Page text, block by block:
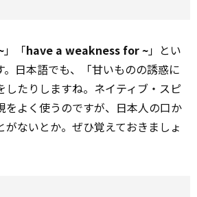
」「have a weakness for ~」とい
。日本語でも、「甘いものの誘惑に
したりしますね。ネイティブ・スピ
をよく使うのですが、日本人の口か
がないとか。ぜひ覚えておきましょ